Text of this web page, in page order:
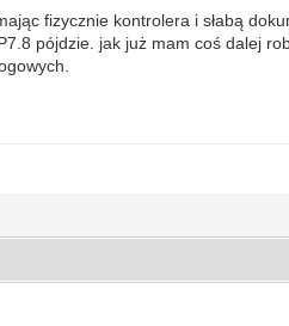
fizycznie kontrolera i słabą
pójdzie. jak już mam coś dalej